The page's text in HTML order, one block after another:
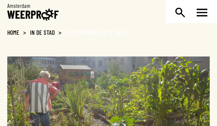
Weerproof
HOME > IN DE STAD >